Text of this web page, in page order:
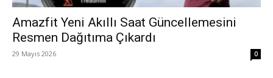
Amazfit Yeni Akıllı Saat Güncellemesini
Resmen Dağıtıma Çıkardı
29 Mayıs 2026 0